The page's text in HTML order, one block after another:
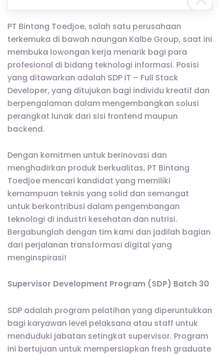
PT Bintang Toedjoe, salah satu perusahaan
terkemuka di bawah naungan Kalbe Group, saat ini
membuka lowongan kerja menarik bagi para
profesional di bidang teknologi informasi. Posisi
yang ditawarkan adalah SDP IT – Full Stack
Developer, yang ditujukan bagi individu kreatif dan
berpengalaman dalam mengembangkan solusi
perangkat lunak dari sisi frontend maupun
backend.
Dengan komitmen untuk berinovasi dan
menghadirkan produk berkualitas, PT Bintang
Toedjoe mencari kandidat yang memiliki
kemampuan teknis yang solid dan semangat
untuk berkontribusi dalam pengembangan
teknologi di industri kesehatan dan nutrisi.
Bergabunglah dengan tim kami dan jadilah bagian
dari perjalanan transformasi digital yang
menginspirasi!
Supervisor Development Program (SDP) Batch 30
SDP adalah program pelatihan yang diperuntukkan
bagi karyawan level pelaksana atau staff untuk
menduduki jabatan setingkat supervisor. Program
ini bertujuan untuk mempersiapkan fresh graduate